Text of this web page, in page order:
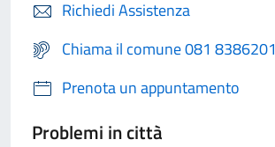
Richiedi Assistenza
Chiama il comune 081 8386201
Prenota un appuntamento
Problemi in città